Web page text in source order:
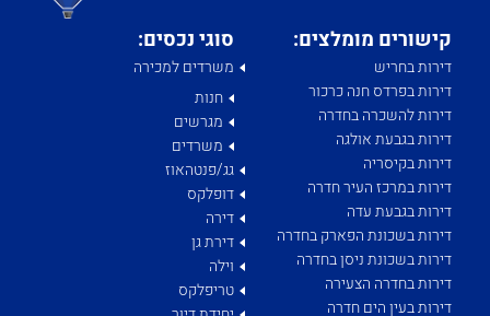
קישורים מומלצים:
דירות בחריש
דירות בפרדס חנה כרכור
דירות להשכרה בחדרה
דירות בגבעת אולגה
דירות בקיסריה
דירות במרכז העיר חדרה
דירות בגבעת עדה
דירות בשכונת הפארק בחדרה
דירות בשכונת ניסן בחדרה
דירות בחדרה הצעירה
דירות בעין הים חדרה
סוגי נכסים:
משרדים למכירה
חנות
מגרשים
משרדים
גג/פנטהאוז
דופלקס
דירה
דירת גן
וילה
טריפלקס